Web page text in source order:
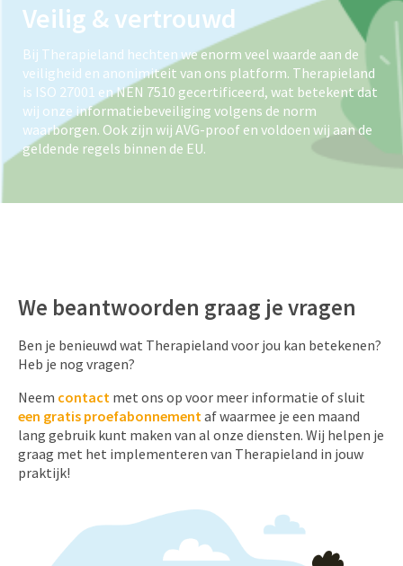
Veilig & vertrouwd
Bij Therapieland hechten we enorm veel waarde aan de
veiligheid en anonimiteit van ons platform. Therapieland
is ISO 27001 en NEN 7510 gecertificeerd, wat betekent dat
wij onze informatiebeveiliging volgens de norm
waarborgen. Ook zijn wij AVG-proof en voldoen wij aan de
geldende regels binnen de EU.
We beantwoorden graag je vragen
Ben je benieuwd wat Therapieland voor jou kan betekenen?
Heb je nog vragen?
Neem contact met ons op voor meer informatie of sluit
een gratis proefabonnementaf waarmee je een maand
lang gebruik kunt maken van al onze diensten. Wij helpen je
graag met het implementeren van Therapieland in jouw
praktijk!